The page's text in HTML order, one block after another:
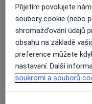
Dostupnost
Na této adrese
Co mám v takové
Způsoby platby
Na teto adrese
Detaily
Přijetím povolujete
soubory cookie (nebo
shromažďování údajů
obsahu na základě
preference můžete
nastavení. Další
soukromí a souborů